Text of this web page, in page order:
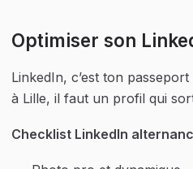
Optimiser son
LinkedIn, c’est ton
à Lille, il faut un profil qui
Checklist LinkedIn